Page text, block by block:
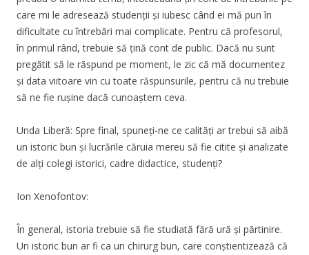
care mi le adresează studenții și iubesc când ei mă pun în
dificultate cu întrebări mai complicate. Pentru că profesorul,
în primul rând, trebuie să țină cont de public. Dacă nu sunt
pregătit să le răspund pe moment, le zic că mă documentez
și data viitoare vin cu toate răspunsurile, pentru că nu trebuie
să ne fie rușine dacă cunoaștem ceva.
Unda Liberă: Spre final, spuneți-ne ce calități ar trebui să aibă
un istoric bun și lucrările căruia mereu să fie citite și analizate
de alți colegi istorici, cadre didactice, studenți?
Ion Xenofontov:
În general, istoria trebuie să fie studiată fără ură și părtinire.
Un istoric bun ar fi ca un chirurg bun, care conștientizează că